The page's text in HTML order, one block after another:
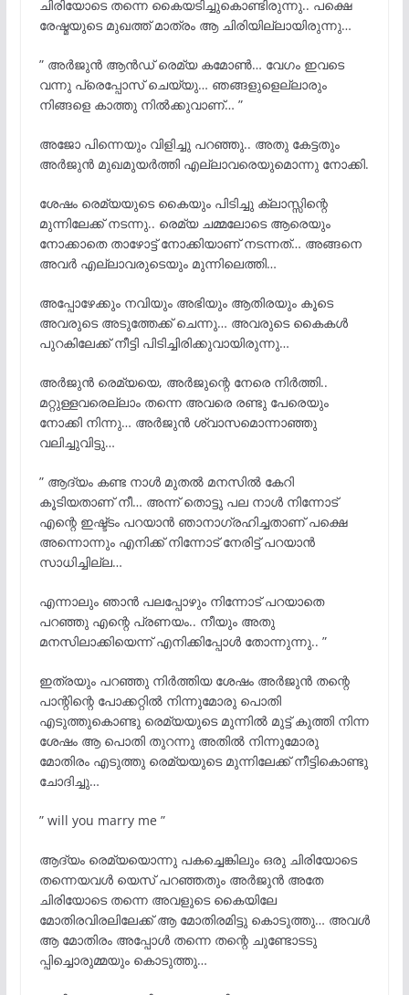
ചിരിയോടെ തന്നെ കൈയടിച്ചുകൊണ്ടിരുന്നു.. പക്ഷെ
രേഷ്മയുടെ മുഖത്ത് മാത്രം ആ ചിരിയില്ലായിരുന്നു…
” അർജുൻ ആൻഡ് രെമ്യ കമോൺ… വേഗം ഇവടെ
വന്നു പ്രെപ്പോസ് ചെയ്യു… ഞങ്ങളുളെല്ലാരും
നിങ്ങളെ കാത്തു നിൽക്കുവാണ്… ”
അജോ പിന്നെയും വിളിച്ചു പറഞ്ഞു.. അതു കേട്ടതും
അർജുൻ മുഖമുയർത്തി എല്ലാവരെയുമൊന്നു നോക്കി.
ശേഷം രെമ്യയുടെ കൈയും പിടിച്ചു ക്ലാസ്സിന്റെ
മുന്നിലേക്ക് നടന്നു.. രെമ്യ ചമ്മലോടെ ആരെയും
നോക്കാതെ താഴോട്ട് നോക്കിയാണ് നടന്നത്… അങ്ങനെ
അവർ എല്ലാവരുടെയും മുന്നിലെത്തി…
അപ്പോഴേക്കും നവിയും അഭിയും ആതിരയും കൂടെ
അവരുടെ അടുത്തേക്ക് ചെന്നു… അവരുടെ കൈകൾ
പുറകിലേക്ക് നീട്ടി പിടിച്ചിരിക്കുവായിരുന്നു…
അർജുൻ രെമ്യയെ, അർജുന്റെ നേരെ നിർത്തി..
മറ്റുള്ളവരെല്ലാം തന്നെ അവരെ രണ്ടു പേരെയും
നോക്കി നിന്നു… അർജുൻ ശ്വാസമൊന്നാഞ്ഞു
വലിച്ചുവിട്ടു…
” ആദ്യം കണ്ട നാൾ മുതൽ മനസിൽ കേറി
കൂടിയതാണ് നീ… അന്ന് തൊട്ടു പല നാൾ നിന്നോട്
എന്റെ ഇഷ്ട്ടം പറയാൻ ഞാനാഗ്രഹിച്ചതാണ് പക്ഷെ
അന്നൊന്നും എനിക്ക് നിന്നോട് നേരിട്ട് പറയാൻ
സാധിച്ചില്ല…
എന്നാലും ഞാൻ പലപ്പോഴും നിന്നോട് പറയാതെ
പറഞ്ഞു എന്റെ പ്രണയം.. നീയും അതു
മനസിലാക്കിയെന്ന് എനിക്കിപ്പോൾ തോന്നുന്നു.. ”
ഇത്രയും പറഞ്ഞു നിർത്തിയ ശേഷം അർജുൻ തന്റെ
പാന്റിന്റെ പോക്കറ്റിൽ നിന്നുമോരു പൊതി
എടുത്തുകൊണ്ടു രെമ്യയുടെ മുന്നിൽ മുട്ട് കുത്തി നിന്ന
ശേഷം ആ പൊതി തുറന്നു അതിൽ നിന്നുമോരു
മോതിരം എടുത്തു രെമ്യയുടെ മുന്നിലേക്ക് നീട്ടികൊണ്ടു
ചോദിച്ചു…
” will you marry me ”
ആദ്യം രെമ്യയൊന്നു പകച്ചെങ്കിലും ഒരു ചിരിയോടെ
തന്നെയവൾ യെസ് പറഞ്ഞതും അർജുൻ അതേ
ചിരിയോടെ തന്നെ അവളുടെ കൈയിലേ
മോതിരവിരലിലേക്ക് ആ മോതിരമിട്ടു കൊടുത്തു… അവൾ
ആ മോതിരം അപ്പോൾ തന്നെ തന്റെ ചുണ്ടോടടു
പ്പിച്ചൊരുമ്മയും കൊടുത്തു…